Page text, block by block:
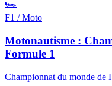
🏎️
F1 / Moto
Motonautisme :
Formule 1
Championnat du monde de